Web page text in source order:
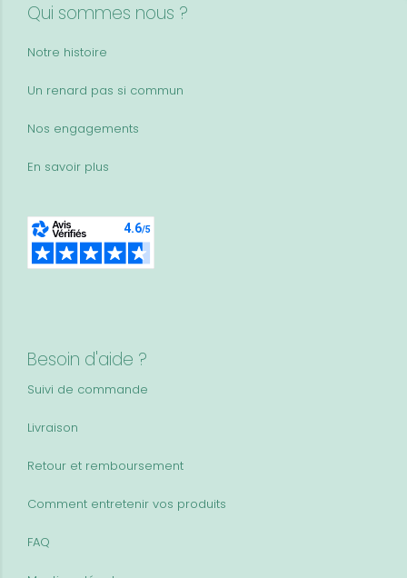
Qui sommes nous ?
Notre histoire
Un renard pas si commun
Nos engagements
En savoir plus
Besoin d'aide ?
Suivi de commande
Livraison
Retour et remboursement
Comment entretenir vos produits
FAQ